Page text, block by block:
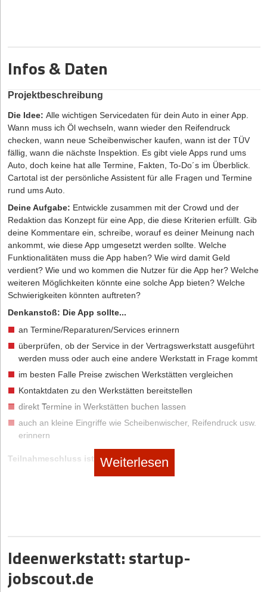
>> So funktioniert die Business Model Canvas
Infos & Daten
Projektbeschreibung
Die Idee: Alle wichtigen Servicedaten für dein Auto in einer App.
Wann muss ich Öl wechseln, wann wieder den Reifendruck
checken, wann neue Scheibenwischer kaufen, wann ist der TÜV
fällig, wann die nächste Inspektion. Es gibt viele Apps rund ums
Auto, doch keine hat alle Termine, Fakten, To-Do´s im Überblick.
Cartotal ist der persönliche Assistent für alle Fragen und Termine
rund ums Auto.
Deine Aufgabe: Entwickle zusammen mit der Crowd und der
Redaktion das Konzept für eine App, die diese Kriterien erfüllt. Gib
deine Kommentare ein, schreibe, worauf es deiner Meinung nach
ankommt, wie diese App umgesetzt werden sollte. Welche
Funktionalitäten muss die App haben? Wie wird damit Geld
verdient? Wie und wo kommen die Nutzer für die App her? Welche
weiteren Möglichkeiten könnte eine solche App bieten? Welche
Schwierigkeiten könnten auftreten?
Denkanstoß: Die App sollte...
an Termine/Reparaturen/Services erinnern
überprüfen, ob der Service in der Vertragswerkstatt ausgeführt
werden muss oder auch eine andere Werkstatt in Frage kommt
im besten Falle Preise zwischen Werkstätten vergleichen
Kontaktdaten zu den Werkstätten bereitstellen
direkt Termine in Werkstätten buchen lassen
auch an kleine Eingriffe wie Scheibenwischer, Reifendruck usw.
erinnern
Teilnahmeschluss ist der 17.07.2015!
Projekt
zusätzlich in der
Business Model
Weiterlesen
Ideenwerkstatt: startup-
jobscout.de